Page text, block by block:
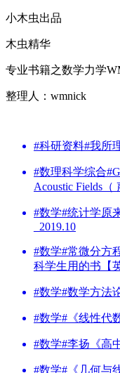
小木虫出品
木虫精华
专业书籍之数学力学
整理人：wmnick
#科研资料#我所
#数理科学综合
Acoustic Fields
#数学#统计学原
_2019.10
#数学#常微分方
科学生用的书【
#数学#数学方法
#数学#《线性代
#数学#李扬《高
#数学#《几何与